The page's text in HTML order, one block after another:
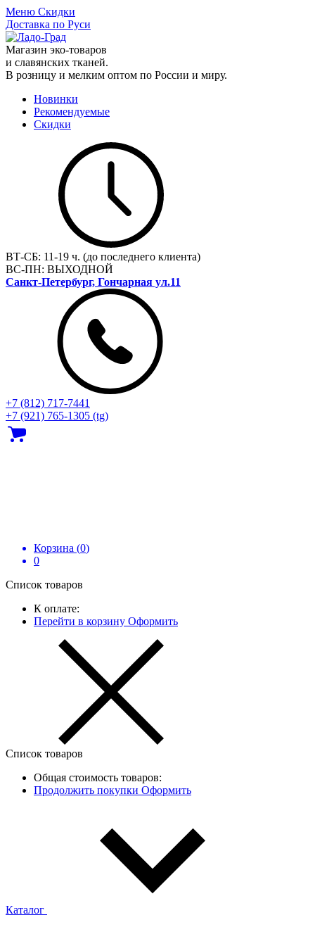
Меню Скидки
Доставка по Руси
Магазин эко-товаров
и славянских тканей.
В розницу и мелким оптом по России и миру.
Новинки
Рекомендуемые
Скидки
ВТ-СБ: 11-19 ч. (до последнего клиента)
ВС-ПН: ВЫХОДНОЙ
Санкт-Петербург, Гончарная ул.11
+7 (812) 717‑7441
+7 (921) 765-1305 (tg)
Корзина (0)
0
Список товаров
К оплате:
Перейти в корзину Оформить
Список товаров
Общая стоимость товаров:
Продолжить покупки Оформить
Каталог